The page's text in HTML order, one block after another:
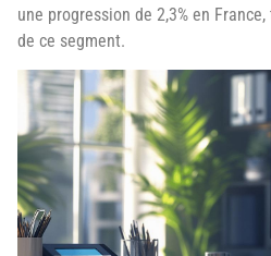
une progression de 2,3% en
de ce segment.